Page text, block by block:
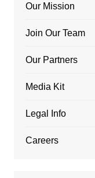
Our Mission
Join Our Team
Our Partners
Media Kit
Legal Info
Careers